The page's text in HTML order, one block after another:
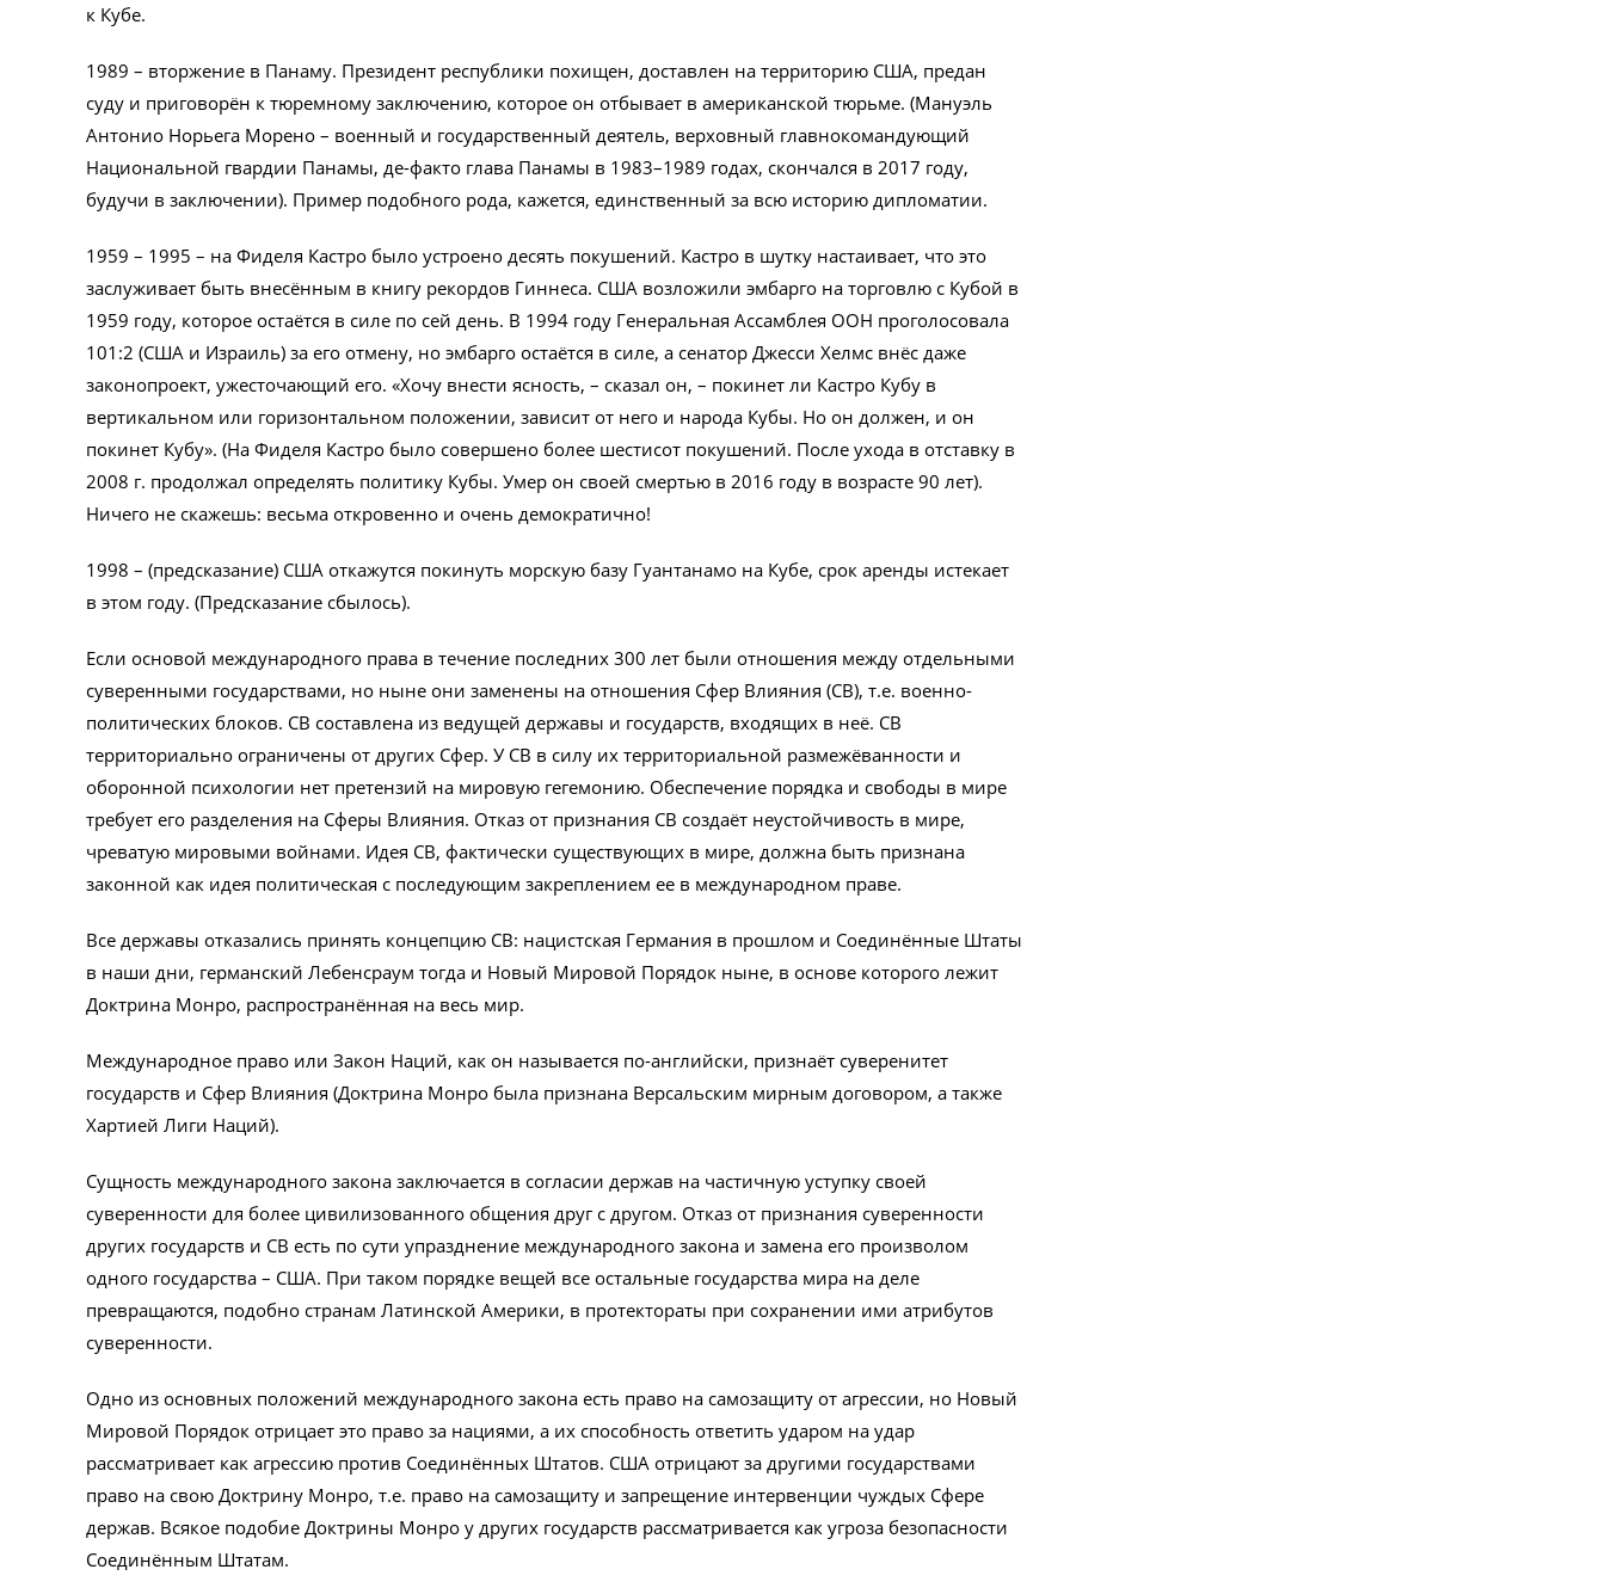
к Кубе.
1989 – вторжение в Панаму. Президент республики похищен, доставлен на территорию США, предан
суду и приговорён к тюремному заключению, которое он отбывает в американской тюрьме. (Мануэль
Антонио Норьега Морено – военный и государственный деятель, верховный главнокомандующий
Национальной гвардии Панамы, де-факто глава Панамы в 1983–1989 годах, скончался в 2017 году,
будучи в заключении). Пример подобного рода, кажется, единственный за всю историю дипломатии.
1959 – 1995 – на Фиделя Кастро было устроено десять покушений. Кастро в шутку настаивает, что это
заслуживает быть внесённым в книгу рекордов Гиннеса. США возложили эмбарго на торговлю с Кубой в
1959 году, которое остаётся в силе по сей день. В 1994 году Генеральная Ассамблея ООН проголосовала
101:2 (США и Израиль) за его отмену, но эмбарго остаётся в силе, а сенатор Джесси Хелмс внёс даже
законопроект, ужесточающий его. «Хочу внести ясность, – сказал он, – покинет ли Кастро Кубу в
вертикальном или горизонтальном положении, зависит от него и народа Кубы. Но он должен, и он
покинет Кубу». (На Фиделя Кастро было совершено более шестисот покушений. После ухода в отставку в
2008 г. продолжал определять политику Кубы. Умер он своей смертью в 2016 году в возрасте 90 лет).
Ничего не скажешь: весьма откровенно и очень демократично!
1998 – (предсказание) США откажутся покинуть морскую базу Гуантанамо на Кубе, срок аренды истекает
в этом году. (Предсказание сбылось).
Если основой международного права в течение последних 300 лет были отношения между отдельными
суверенными государствами, но ныне они заменены на отношения Сфер Влияния (СВ), т.е. военно-
политических блоков. СВ составлена из ведущей державы и государств, входящих в неё. СВ
территориально ограничены от других Сфер. У СВ в силу их территориальной размежёванности и
оборонной психологии нет претензий на мировую гегемонию. Обеспечение порядка и свободы в мире
требует его разделения на Сферы Влияния. Отказ от признания СВ создаёт неустойчивость в мире,
чреватую мировыми войнами. Идея СВ, фактически существующих в мире, должна быть признана
законной как идея политическая с последующим закреплением ее в международном праве.
Все державы отказались принять концепцию СВ: нацистская Германия в прошлом и Соединённые Штаты
в наши дни, германский Лебенсраум тогда и Новый Мировой Порядок ныне, в основе которого лежит
Доктрина Монро, распространённая на весь мир.
Международное право или Закон Наций, как он называется по-английски, признаёт суверенитет
государств и Сфер Влияния (Доктрина Монро была признана Версальским мирным договором, а также
Хартией Лиги Наций).
Сущность международного закона заключается в согласии держав на частичную уступку своей
суверенности для более цивилизованного общения друг с другом. Отказ от признания суверенности
других государств и СВ есть по сути упразднение международного закона и замена его произволом
одного государства – США. При таком порядке вещей все остальные государства мира на деле
превращаются, подобно странам Латинской Америки, в протектораты при сохранении ими атрибутов
суверенности.
Одно из основных положений международного закона есть право на самозащиту от агрессии, но Новый
Мировой Порядок отрицает это право за нациями, а их способность ответить ударом на удар
рассматривает как агрессию против Соединённых Штатов. США отрицают за другими государствами
право на свою Доктрину Монро, т.е. право на самозащиту и запрещение интервенции чуждых Сфере
держав. Всякое подобие Доктрины Монро у других государств рассматривается как угроза безопасности
Соединённым Штатам.